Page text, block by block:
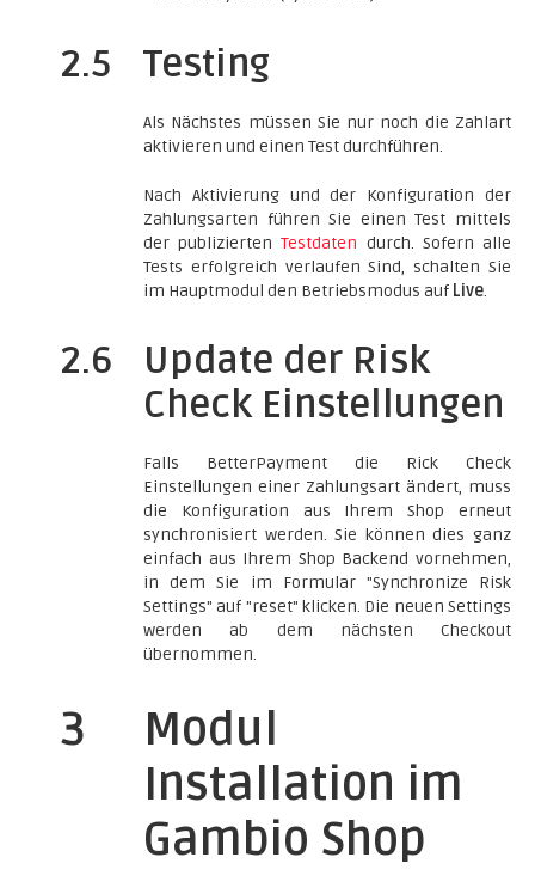
2.5 Testing
Als Nächstes müssen Sie nur noch die Zahlart
aktivieren und einen Test durchführen.
Nach Aktivierung und der Konfiguration der
Zahlungsarten führen Sie einen Test mittels
der publiziertenTestdaten durch. Sofern alle
Tests erfolgreich verlaufen Sind, schalten Sie
im Hauptmodul den Betriebsmodus auf Live.
2.6
Update der Risk
Check Einstellungen
Falls BetterPayment die Rick Check
Einstellungen einer Zahlungsart ändert, muss
die Konfiguration aus Ihrem Shop erneut
synchronisiert werden. Sie können dies ganz
einfach aus Ihrem Shop Backend vornehmen,
in dem Sie im Formular "Synchronize Risk
Settings" auf "reset" klicken. Die neuen Settings
werden ab dem nächsten Checkout
übernommen.
3
Modul
Installation im
Gambio Shop